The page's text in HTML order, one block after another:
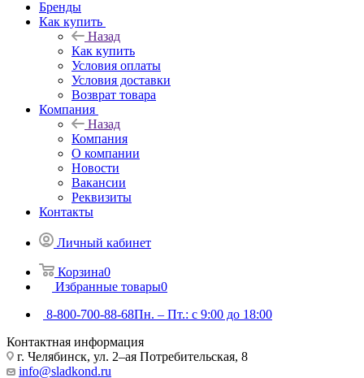
Бренды
Как купить
Назад
Как купить
Условия оплаты
Условия доставки
Возврат товара
Компания
Назад
Компания
О компании
Новости
Вакансии
Реквизиты
Контакты
Личный кабинет
Корзина0
Избранные товары0
8-800-700-88-68Пн. – Пт.: с 9:00 до 18:00
Контактная информация
г. Челябинск, ул. 2–ая Потребительская, 8
info@sladkond.ru